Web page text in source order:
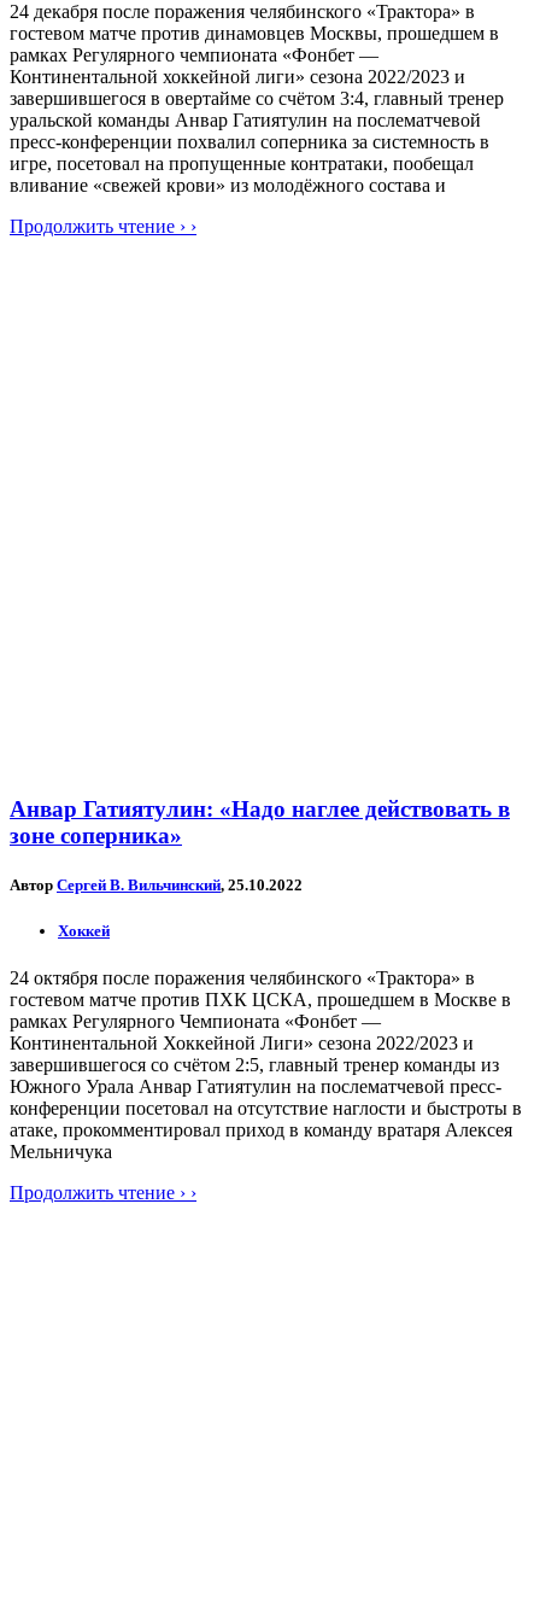
24 декабря после поражения челябинского «Трактора» в
гостевом матче против динамовцев Москвы, прошедшем в
рамках Регулярного чемпионата «Фонбет —
Континентальной хоккейной лиги» сезона 2022/2023 и
завершившегося в овертайме со счётом 3:4, главный тренер
уральской команды Анвар Гатиятулин на послематчевой
пресс-конференции похвалил соперника за системность в
игре, посетовал на пропущенные контратаки, пообещал
вливание «свежей крови» из молодёжного состава и
Продолжить чтение › ›
Анвар Гатиятулин: «Надо наглее действовать в
зоне соперника»
Автор Сергей В. Вильчинский, 25.10.2022
Хоккей
24 октября после поражения челябинского «Трактора» в
гостевом матче против ПХК ЦСКА, прошедшем в Москве в
рамках Регулярного Чемпионата «Фонбет —
Континентальной Хоккейной Лиги» сезона 2022/2023 и
завершившегося со счётом 2:5, главный тренер команды из
Южного Урала Анвар Гатиятулин на послематчевой пресс-
конференции посетовал на отсутствие наглости и быстроты в
атаке, прокомментировал приход в команду вратаря Алексея
Мельничука
Продолжить чтение › ›